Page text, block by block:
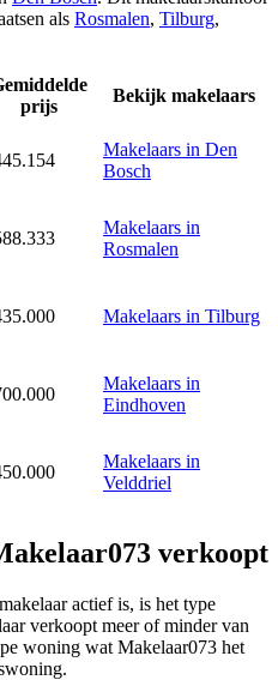
als Rosmalen, Tilburg,
prijs
Bekijk makelaars
Makelaars in Den
Bosch
Makelaars in
Rosmalen
Makelaars in Tilburg
Makelaars in
Eindhoven
Makelaars in
Velddriel
verkoopt
actief is, is het type
verkoopt meer of minder van
woning wat Makelaar073 het